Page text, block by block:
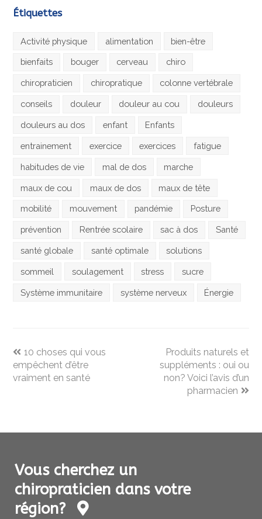
Étiquettes
Activité physique alimentation bien-être
bienfaits bouger cerveau chiro
chiropraticien chiropratique colonne vertébrale
conseils douleur douleur au cou douleurs
douleurs au dos enfant Enfants
entrainement exercice exercices fatigue
habitudes de vie mal de dos marche
maux de cou maux de dos maux de tête
mobilité mouvement pandémie Posture
prévention Rentrée scolaire sac à dos Santé
santé globale santé optimale solutions
sommeil soulagement stress sucre
Système immunitaire système nerveux Énergie
previous
post:
10 choses qui vous
empêchent d’être
vraiment en santé
next
post:
Produits naturels et
suppléments : oui ou
non? Voici l’avis d’un
pharmacien
Vous cherchez un
chiropraticien dans votre
région?